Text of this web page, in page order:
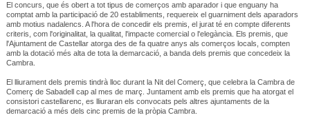
El concurs, que és obert a tot tipus de comerços amb aparador i que enguany ha
comptat amb la participació de 20 establiments, requereix el guarniment dels aparadors
amb motius nadalencs. A l'hora de concedir els premis, el jurat té en compte diferents
criteris, com l'originalitat, la qualitat, l'impacte comercial o l'elegància. Els premis, que
l'Ajuntament de Castellar atorga des de fa quatre anys als comerços locals, compten
amb la dotació més alta de tota la demarcació, a banda dels premis que concedeix la
Cambra.
El lliurament dels premis tindrà lloc durant la Nit del Comerç, que celebra la Cambra de
Comerç de Sabadell cap al mes de març. Juntament amb els premis que ha atorgat el
consistori castellarenc, es lliuraran els convocats pels altres ajuntaments de la
demarcació a més dels cinc premis de la pròpia Cambra.